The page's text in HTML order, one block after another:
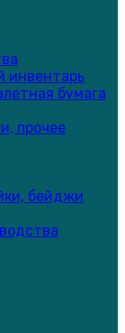
инвентарь
бумага
прочее
бейджи